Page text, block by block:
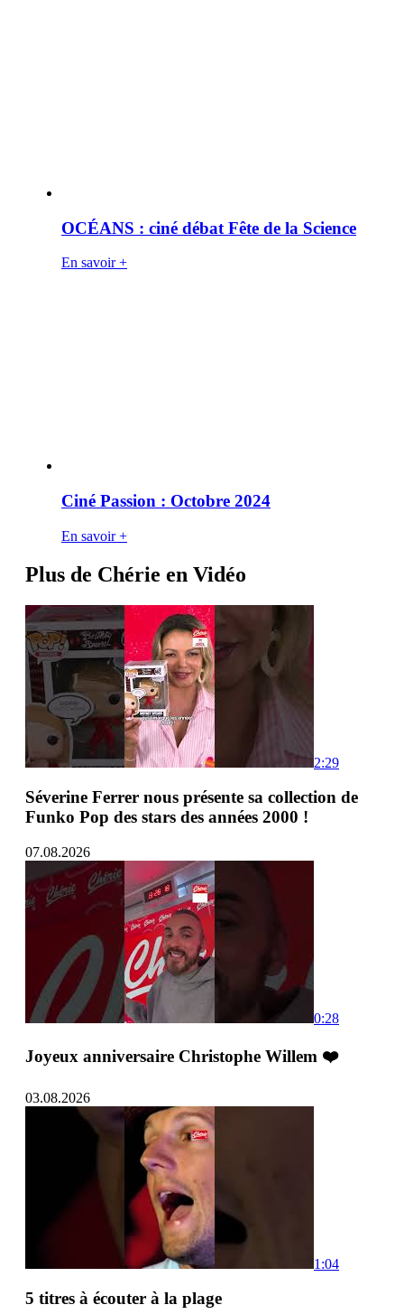
OCÉANS : ciné débat Fête de la Science
En savoir +
Ciné Passion : Octobre 2024
En savoir +
Plus de Chérie en Vidéo
2:29
Séverine Ferrer nous présente sa collection de
Funko Pop des stars des années 2000 !
07.08.2026
0:28
Joyeux anniversaire Christophe Willem ❤️
03.08.2026
1:04
5 titres à écouter à la plage